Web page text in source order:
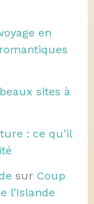
en
sites à
: ce qu’il
sur Coup
l’Islande